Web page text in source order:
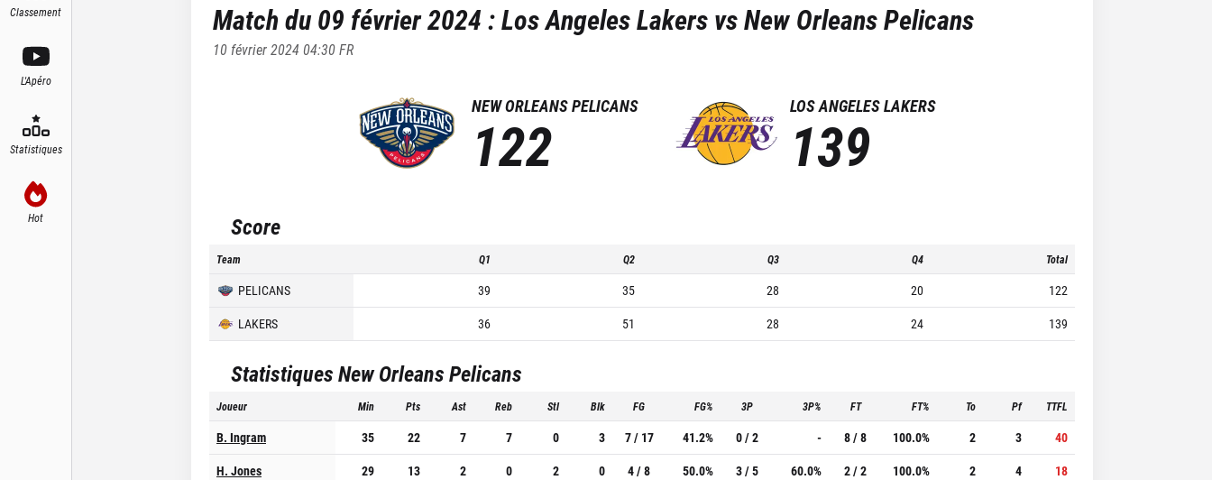
Classement
L'Apéro
Statistiques
Hot
Match du 09 février 2024 :Los Angeles Lakers vsNew Orleans Pelicans
10 février 2024 04:30FR
NEW ORLEANS PELICANS
122
LOS ANGELES LAKERS
139
Score
Team Q1 Q2 Q3 Q4 Total
PELICANS 39 35 28 20
122
LAKERS
36 51 28 24 139
StatistiquesNew Orleans Pelicans
Joueur Min Pts Ast Reb Stl Blk FG FG% 3P 3P% FT FT% To Pf TTFL
B. Ingram 35 22 7 7 0 3 7 / 17 41.2% 0 / 2 - 8 / 8 100.0% 2 3
40
H. Jones
29 13 2 0 2 0 4 / 8 50.0% 3 / 5 60.0% 2 / 2 100.0% 2 4
18